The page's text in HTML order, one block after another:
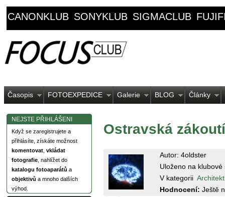
CANONKLUB SONYKLUB SIGMACLUB
Časopis FOTOEXPEDICE Galerie BLOG Články
NEJSTE PŘIHLÁŠENI
Když se zaregistrujete a
přihlásíte, získáte možnost
komentovat vkládat
fotografie , nahlížet do
katalogu fotoaparátů a
objektivů a mnoho dalších
výhod.
Ostravská zákoutí
Autor: 4oldster
Uloženo na klubové
V kategorii
Hodnocení: Ještě